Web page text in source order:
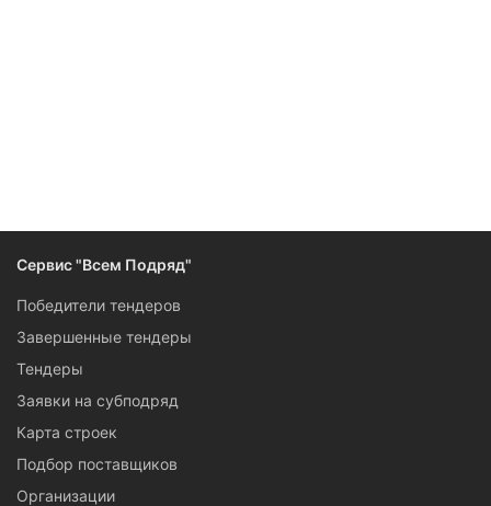
Сервис "Всем Подряд"
Победители тендеров
Завершенные тендеры
Тендеры
Заявки на субподряд
Карта строек
Подбор поставщиков
Организации